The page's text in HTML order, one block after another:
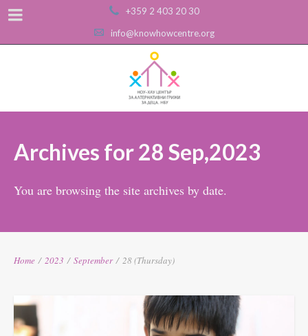
+359 2 403 20 30
info@knowhowcentre.org
Archives for 28 Sep,2023
You are browsing the site archives by date.
Home / 2023 / September / 28 (Thursday)